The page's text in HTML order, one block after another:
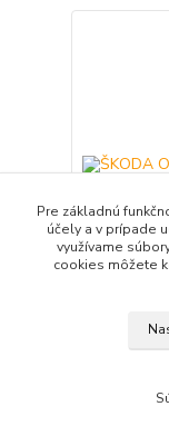
Pre základnú
účely a v prípade
využívame
cookies môžete